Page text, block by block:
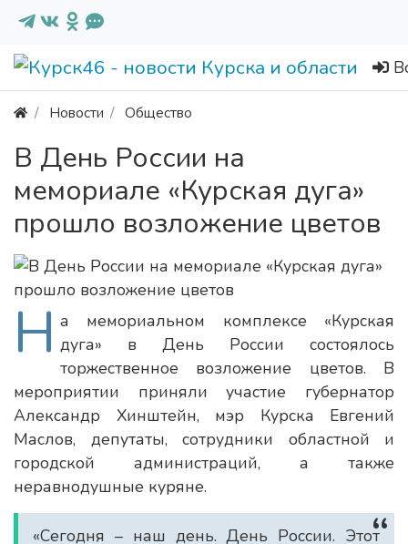
Новости Общество
В День России на
мемориале «Курская дуга»
прошло возложение цветов
Н а мемориальном комплексе «Курская
дуга» в День России состоялось
торжественное возложение цветов. В
мероприятии приняли участие губернатор
Александр Хинштейн, мэр Курска Евгений
Маслов, депутаты, сотрудники областной и
городской администраций, а также
неравнодушные куряне.
«Сегодня – наш день. День России. Этот